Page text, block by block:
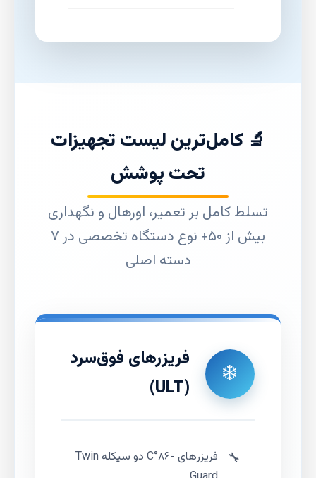
🔬 کامل‌ترین لیست تجهیزات
تحت پوشش
تسلط کامل بر تعمیر، اورهال و نگهداری
بیش از ۵۰+ نوع دستگاه تخصصی در ۷
دسته اصلی
❄️
فریزرهای فوق‌سرد
(ULT)
فریزرهای -۸۶°C دو سیکله Twin